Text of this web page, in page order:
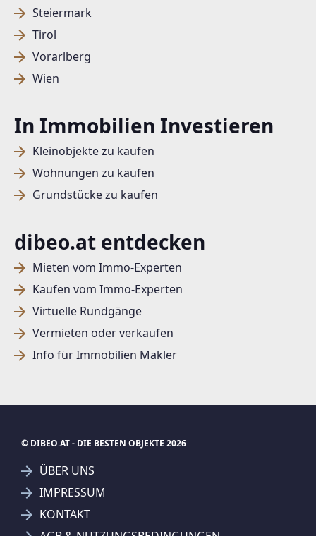
Steiermark
Tirol
Vorarlberg
Wien
In Immobilien Investieren
Kleinobjekte zu kaufen
Wohnungen zu kaufen
Grundstücke zu kaufen
dibeo.at entdecken
Mieten vom Immo-Experten
Kaufen vom Immo-Experten
Virtuelle Rundgänge
Vermieten oder verkaufen
Info für Immobilien Makler
© DIBEO.AT - DIE BESTEN OBJEKTE 2026
ÜBER UNS
IMPRESSUM
KONTAKT